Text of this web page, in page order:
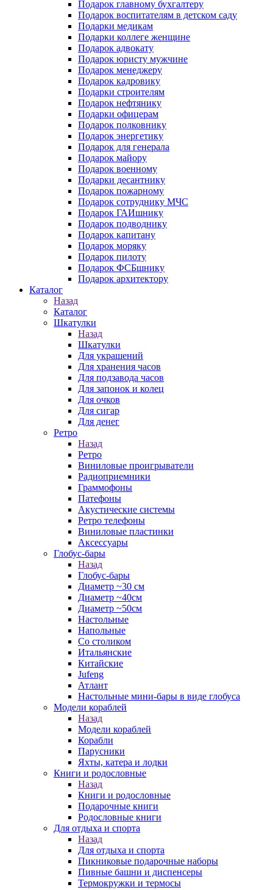
Подарок главному бухгалтеру
Подарок воспитателям в детском саду
Подарки медикам
Подарки коллеге женщине
Подарок адвокату
Подарок юристу мужчине
Подарок менеджеру
Подарок кадровику
Подарки строителям
Подарок нефтянику
Подарки офицерам
Подарок полковнику
Подарок энергетику
Подарок для генерала
Подарок майору
Подарок военному
Подарки десантнику
Подарок пожарному
Подарок сотруднику МЧС
Подарок ГАИшнику
Подарок подводнику
Подарок капитану
Подарок моряку
Подарок пилоту
Подарок ФСБшнику
Подарок архитектору
Каталог
Назад
Каталог
Шкатулки
Назад
Шкатулки
Для украшений
Для хранения часов
Для подзавода часов
Для запонок и колец
Для очков
Для сигар
Для денег
Ретро
Назад
Ретро
Виниловые проигрыватели
Радиоприемники
Граммофоны
Патефоны
Акустические системы
Ретро телефоны
Виниловые пластинки
Аксессуары
Глобус-бары
Назад
Глобус-бары
Диаметр ~30 см
Диаметр ~40см
Диаметр ~50см
Настольные
Напольные
Со столиком
Итальянские
Китайские
Jufeng
Атлант
Настольные мини-бары в виде глобуса
Модели кораблей
Назад
Модели кораблей
Корабли
Парусники
Яхты, катера и лодки
Книги и родословные
Назад
Книги и родословные
Подарочные книги
Родословные книги
Для отдыха и спорта
Назад
Для отдыха и спорта
Пикниковые подарочные наборы
Пивные башни и диспенсеры
Термокружки и термосы